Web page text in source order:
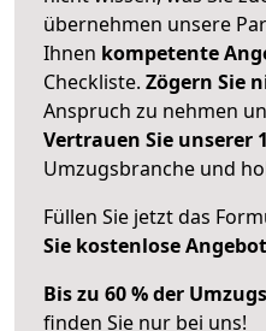
übernehmen unsere
Ihnen kompetente
Checkliste. Zögern Sie
Anspruch zu nehmen
Vertrauen Sie unserer
Umzugsbranche und
Füllen Sie jetzt das
Sie kostenlose
Bis zu 60 % der
finden Sie nur bei uns!